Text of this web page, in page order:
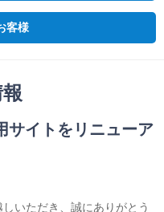
客様
サイトをリニューア
いただき、誠にありがとう